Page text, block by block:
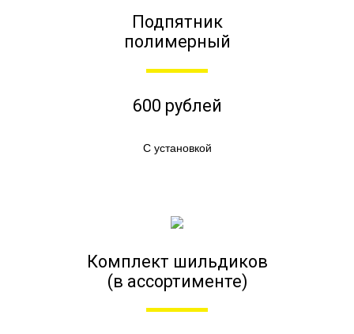
Подпятник
полимерный
600 рублей
С установкой
Комплект шильдиков
(в ассортименте)